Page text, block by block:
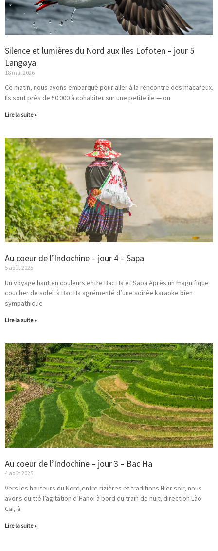
Silence et lumières du Nord aux Iles Lofoten – jour 5
Langøya
18 mai 2026
Ce matin, nous avons embarqué pour aller à la rencontre des macareux.
Ils sont près de 50 000 à cohabiter sur une petite île — ou
Lire la suite »
Au coeur de l’Indochine – jour 4 – Sapa
5 août 2025
Un voyage haut en couleurs entre Bac Ha et Sapa Après un magnifique
coucher de soleil à Bac Ha agrémenté d’une soirée karaoke bien
sympathique
Lire la suite »
Au coeur de l’Indochine – jour 3 – Bac Ha
4 août 2025
Vers les hauteurs du Nord,entre rizières et traditions Hier soir, nous
avons quitté l’agitation d’Hanoï à bord du train de nuit, direction Lào
Cai, à
Lire la suite »